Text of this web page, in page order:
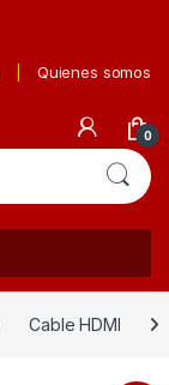
Quienes somos
0
Cable HDMI